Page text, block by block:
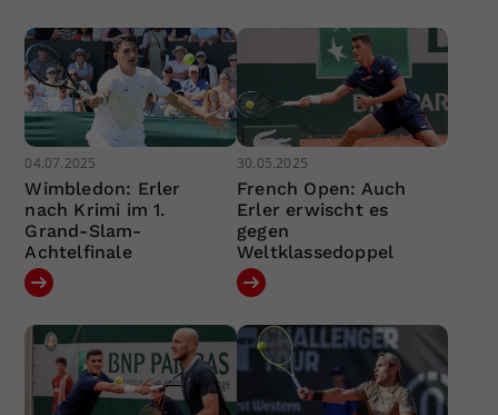
04.07.2025
Wimbledon: Erler
nach Krimi im 1.
Grand-Slam-
Achtelfinale
30.05.2025
French Open: Auch
Erler erwischt es
gegen
Weltklassedoppel